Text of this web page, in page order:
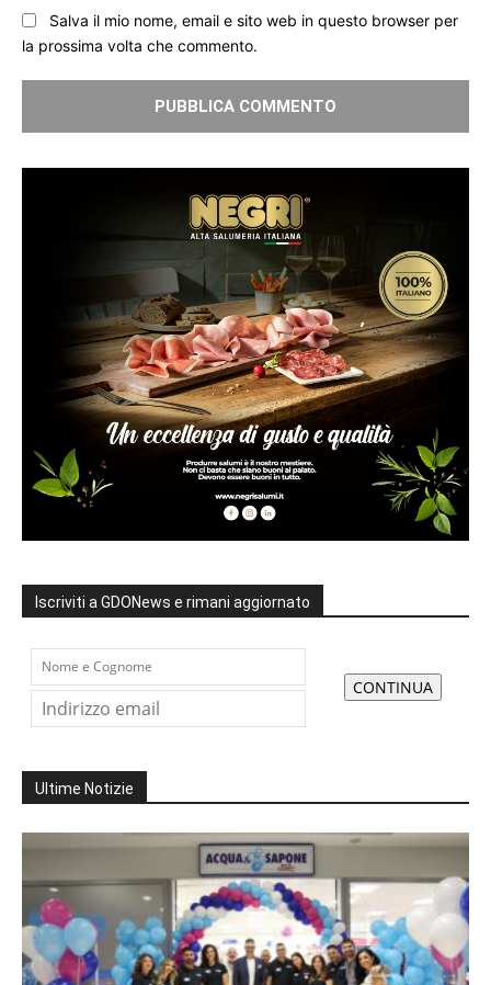
Salva il mio nome, email e sito web in questo browser per
la prossima volta che commento.
Iscriviti a GDONews e rimani aggiornato
Ultime Notizie